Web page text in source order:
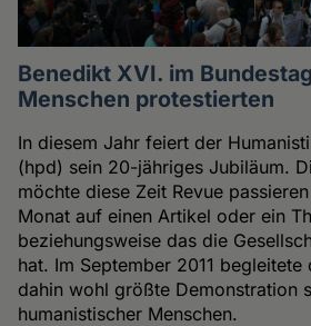
Benedikt XVI. im
Menschen protestierten
In diesem Jahr feiert der
(hpd) sein 20-jähriges Jubiläum.
möchte diese Zeit Revue
Monat auf einen Artikel oder ein
beziehungsweise das die
hat. Im September 2011
dahin wohl größte Demonstration
humanistischer Menschen.